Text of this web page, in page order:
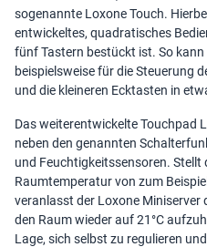
sogenannte Loxone Touch.
entwickeltes, quadratisches
fünf Tastern bestückt ist. So
beispielsweise für die Steuerung
und die kleineren Ecktasten in
Das weiterentwickelte Touchpad
neben den genannten
und Feuchtigkeitssensoren.
Raumtemperatur von zum
veranlasst der Loxone
den Raum wieder auf 21°C
Lage, sich selbst zu regulieren